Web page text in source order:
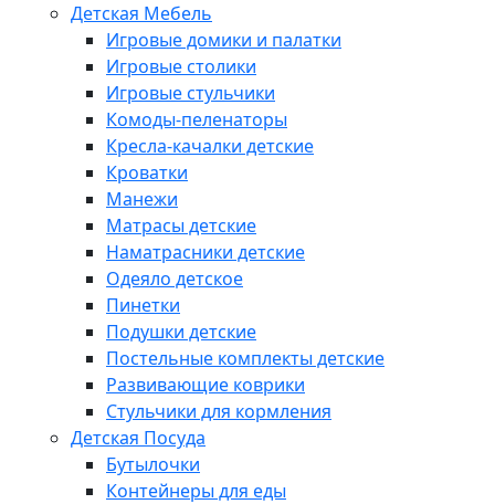
Детская Мебель
Игровые домики и палатки
Игровые столики
Игровые стульчики
Комоды-пеленаторы
Кресла-качалки детские
Кроватки
Манежи
Матрасы детские
Наматрасники детские
Одеяло детское
Пинетки
Подушки детские
Постельные комплекты детские
Развивающие коврики
Стульчики для кормления
Детская Посуда
Бутылочки
Контейнеры для еды